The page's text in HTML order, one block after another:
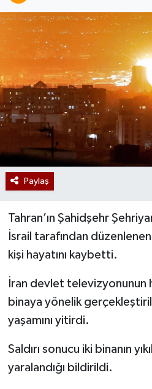
Paylaş
Tahran’ın Şahidşehr
İsrail tarafından
kişi hayatını kaybetti.
İran devlet televizyonunun
binaya yönelik
yaşamını yitirdi.
Saldırı sonucu iki binanın
yaralandığı bildirildi.
Yaşam